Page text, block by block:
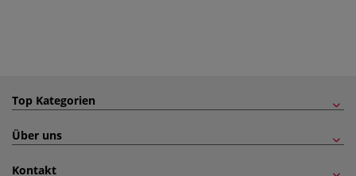
Top Kategorien
Über uns
Kontakt